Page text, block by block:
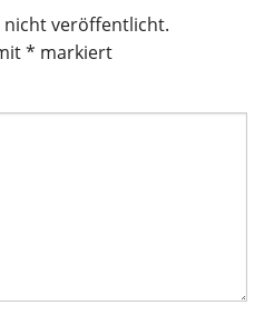
nicht veröffentlicht.
* markiert